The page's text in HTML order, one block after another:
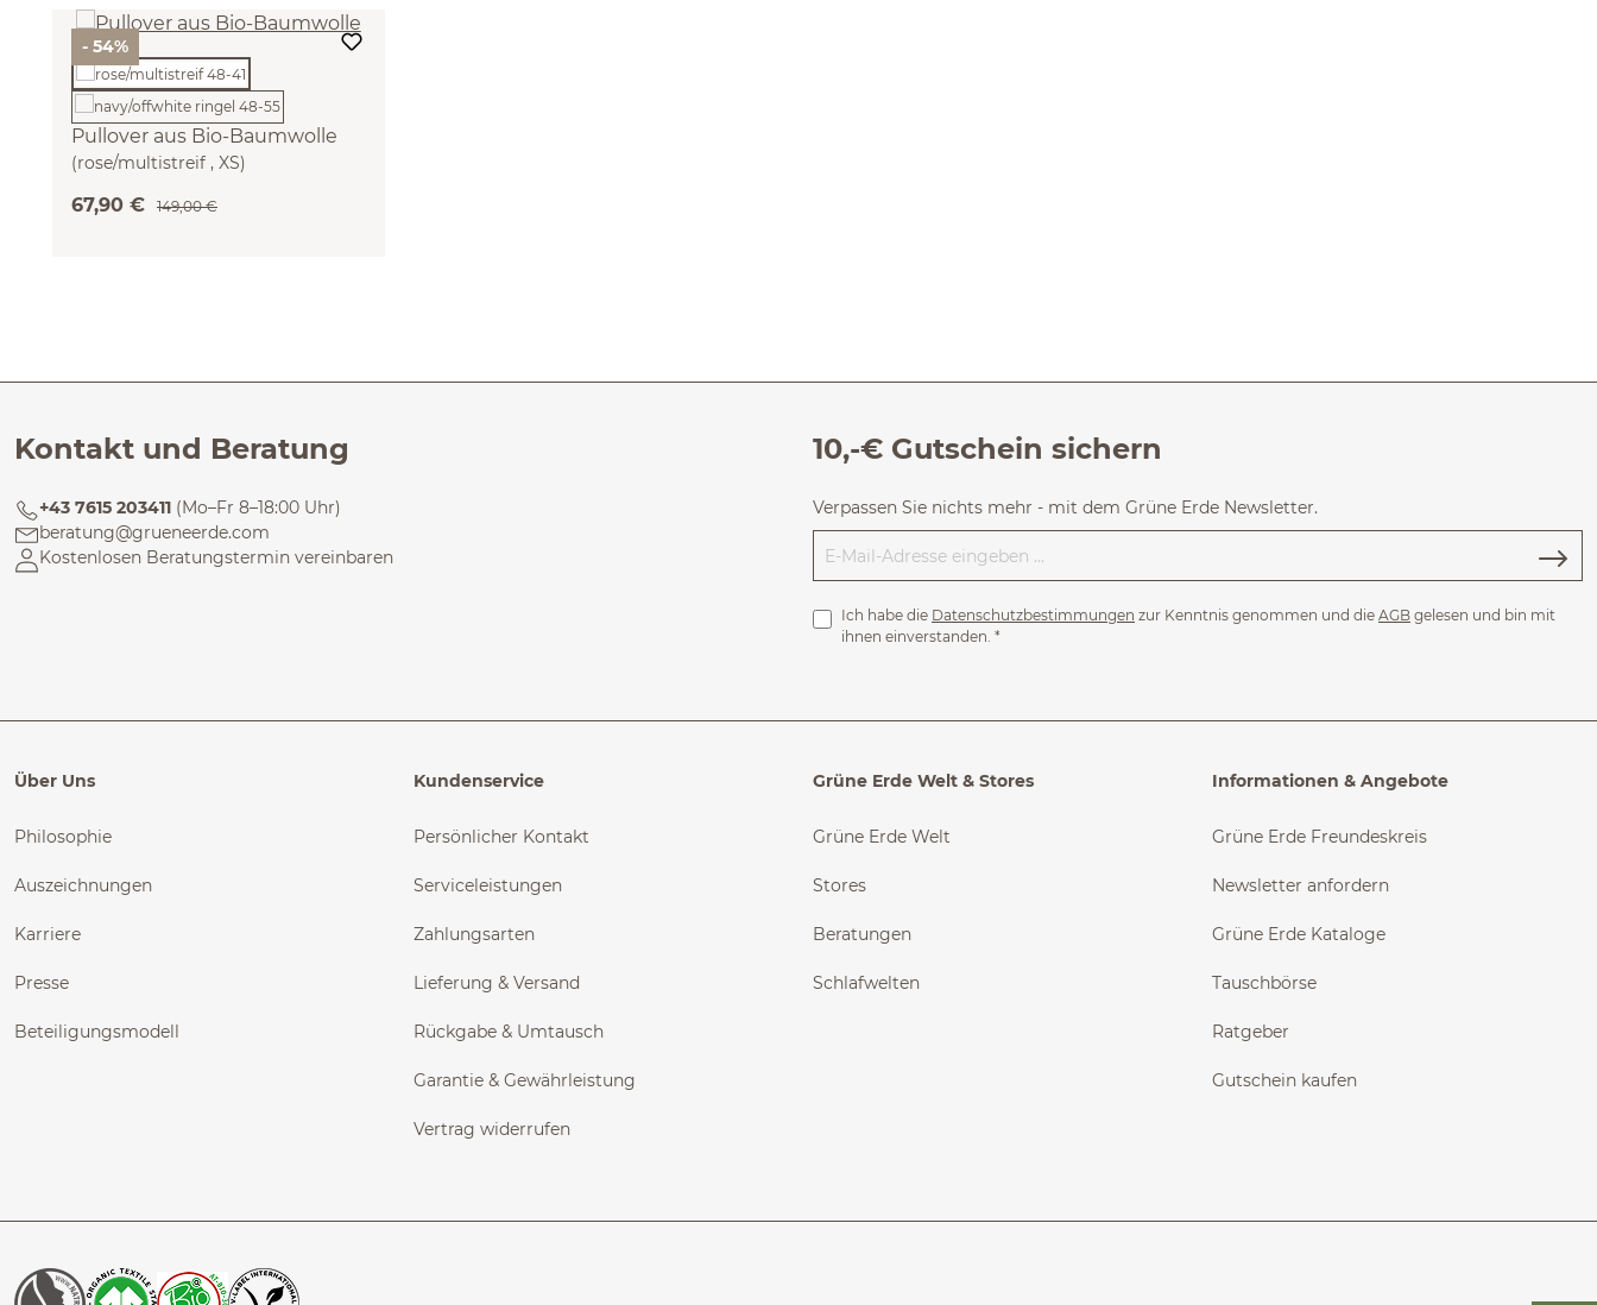
- 54%
Pullover aus Bio-Baumwolle
(rose/multistreif , XS)
67,90 € 149,00 €
Kontakt und Beratung
+43 7615 203411 (Mo–Fr 8–18:00 Uhr)
beratung@grueneerde.com
Kostenlosen Beratungstermin vereinbaren
10,-€ Gutschein sichern
Verpassen Sie nichts mehr - mit dem Grüne Erde Newsletter.
Ich habe die Datenschutzbestimmungen zur Kenntnis genommen und die AGB gelesen und bin mit
ihnen einverstanden. *
Über Uns
Philosophie
Auszeichnungen
Karriere
Presse
Beteiligungsmodell
Kundenservice
Persönlicher Kontakt
Serviceleistungen
Zahlungsarten
Lieferung & Versand
Rückgabe & Umtausch
Garantie & Gewährleistung
Vertrag widerrufen
Grüne Erde Welt & Stores
Grüne Erde Welt
Stores
Beratungen
Schlafwelten
Informationen & Angebote
Grüne Erde Freundeskreis
Newsletter anfordern
Grüne Erde Kataloge
Tauschbörse
Ratgeber
Gutschein kaufen